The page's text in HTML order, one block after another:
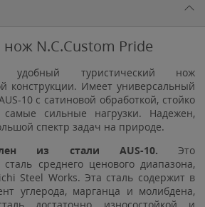
нож N.C.Custom Pride
туристический нож
конструкции. Имеет универсальный
10 с сатиновой обработкой, стойко
сильные нагрузки. Надежен,
спектр задач на природе.
из стали AUS-10. Это
сталь среднего ценового диапазона,
Steel Works. Эта сталь содержит в
углерода, марганца и молибдена,
достаточно износостойкой и